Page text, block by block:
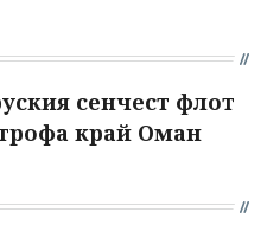
сенчест флот
край Оман